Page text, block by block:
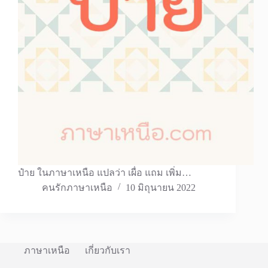
ป๋าย ในภาษาเหนือ แปลว่า เผื่อ แถม เพิ่ม…
คนรักภาษาเหนือ
10 มิถุนายน 2022
ภาษาเหนือ เกี่ยวกับเรา